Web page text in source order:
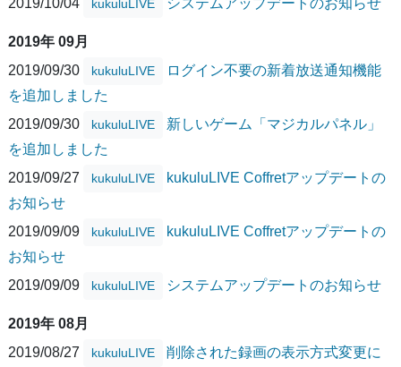
kukuluLIVE
2019年 09月
2019/09/30
kukuluLIVE
ログイン不要の新着放送通知機能
を追加しました
2019/09/30
kukuluLIVE
新しいゲーム「マジカルパネル」
を追加しました
2019/09/27
kukuluLIVE
kukuluLIVE Coffretアップデートの
お知らせ
2019/09/09
kukuluLIVE
kukuluLIVE Coffretアップデートの
お知らせ
2019/09/09
kukuluLIVE システムアップデートのお知らせ
2019年 08月
2019/08/27
kukuluLIVE
削除された録画の表示方式変更に